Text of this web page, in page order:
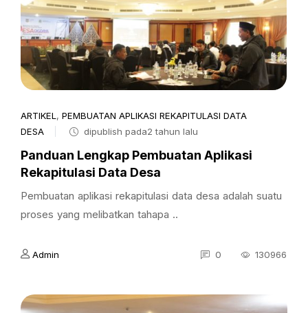
ARTIKEL , PEMBUATAN APLIKASI REKAPITULASI DATA
DESA
dipublish pada2 tahun lalu
Panduan Lengkap Pembuatan Aplikasi
Rekapitulasi Data Desa
Pembuatan aplikasi rekapitulasi data desa adalah suatu
proses yang melibatkan tahapa ..
Admin 0 130966